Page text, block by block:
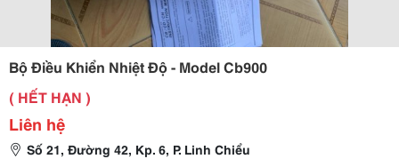
Bộ Điều Khiển Nhiệt Độ - Model Cb900
( HẾT HẠN )
Liên hệ
Số 21, Đường 42, Kp. 6, P. Linh Chiểu